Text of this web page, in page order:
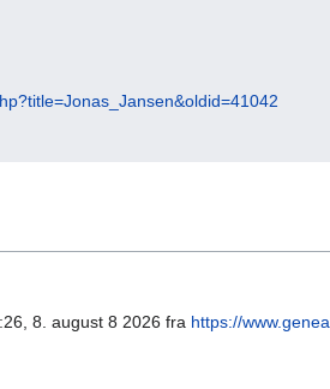
8. august 8 2026 fra https://